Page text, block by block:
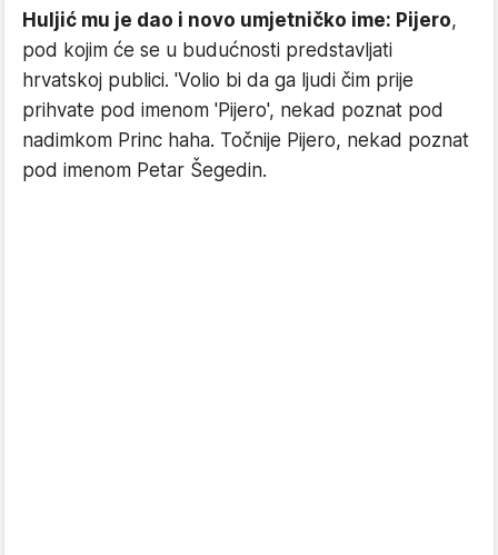
Huljić mu je dao i novo umjetničko ime: Pijero,
pod kojim će se u budućnosti predstavljati
hrvatskoj publici. 'Volio bi da ga ljudi čim prije
prihvate pod imenom 'Pijero', nekad poznat pod
nadimkom Princ haha. Točnije Pijero, nekad poznat
pod imenom Petar Šegedin.